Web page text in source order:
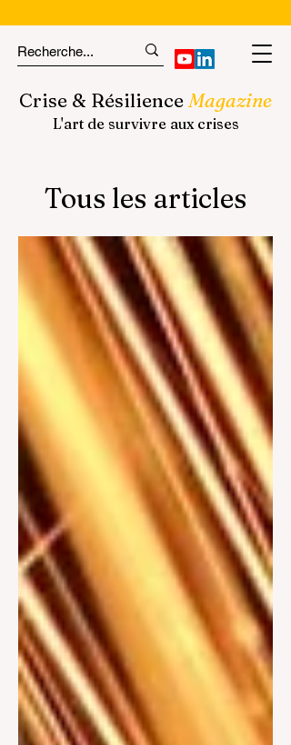
Crise & Résilience Magazine
L'art de survivre aux crises
Tous les articles